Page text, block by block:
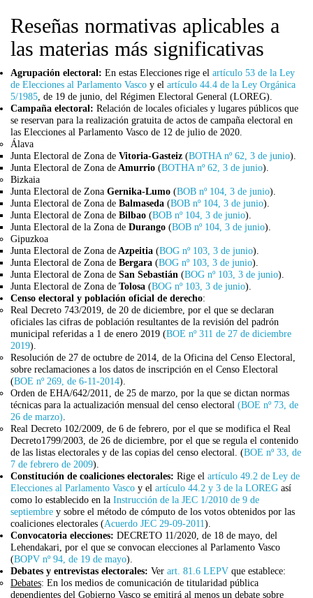
Reseñas normativas aplicables a
las materias más significativas
Agrupación electoral: En estas Elecciones rige el artículo 53 de la Ley
de Elecciones al Parlamento Vasco y el artículo 44.4 de la Ley Orgánica
5/1985 , de 19 de junio, del Régimen Electoral General (LOREG).
Campaña electoral: Relación de locales oficiales y lugares públicos que
se reservan para la realización gratuita de actos de campaña electoral en
las Elecciones al Parlamento Vasco de 12 de julio de 2020.
Álava
Junta Electoral de Zona de Vitoria-Gasteiz (BOTHA nº 62, 3 de junio).
Junta Electoral de Zona de Amurrio (BOTHA nº 62, 3 de junio).
Bizkaia
Junta Electoral de Zona Gernika-Lumo (BOB nº 104, 3 de junio).
Junta Electoral de Zona de Balmaseda (BOB nº 104, 3 de junio).
Junta Electoral de Zona de Bilbao (BOB nº 104, 3 de junio).
Junta Electoral de la Zona de Durango (BOB nº 104, 3 de junio).
Gipuzkoa
Junta Electoral de Zona de Azpeitia (BOG nº 103, 3 de junio).
Junta Electoral de Zona de Bergara (BOG nº 103, 3 de junio).
Junta Electoral de Zona de San Sebastián (BOG nº 103, 3 de junio).
Junta Electoral de Zona de Tolosa (BOG nº 103, 3 de junio).
Censo electoral y población oficial de derecho:
Real Decreto 743/2019, de 20 de diciembre, por el que se declaran
oficiales las cifras de población resultantes de la revisión del padrón
municipal referidas a 1 de enero 2019 (BOE nº 311 de 27 de diciembre
2019).
Resolución de 27 de octubre de 2014, de la Oficina del Censo Electoral,
sobre reclamaciones a los datos de inscripción en el Censo Electoral
(BOE nº 269, de 6-11-2014).
Orden de EHA/642/2011, de 25 de marzo, por la que se dictan normas
técnicas para la actualización mensual del censo electoral (BOE nº 73, de
26 de marzo)
Real Decreto 102/2009, de 6 de febrero, por el que se modifica el Real
Decreto1799/2003, de 26 de diciembre, por el que se regula el contenido
de las listas electorales y de las copias del censo electoral. (BOE nº 33, de
7 de febrero de 2009).
Constitución de coaliciones electorales: Rige el artículo 49.2 de Ley de
Elecciones al Parlamento Vasco y el artículo 44.2 y 3 de la LOREG así
como lo establecido en la Instrucción de la JEC 1/2010 de 9 de
septiembre y sobre el método de cómputo de los votos obtenidos por las
coaliciones electorales (Acuerdo JEC 29-09-2011).
Convocatoria elecciones: DECRETO 11/2020, de 18 de mayo, del
Lehendakari, por el que se convocan elecciones al Parlamento Vasco
(BOPV nº 94, de 19 de mayo).
Debates y entrevistas electorales: Ver art. 81.6 LEPV que establece:
Debates: En los medios de comunicación de titularidad pública
dependientes del Gobierno Vasco se emitirá al menos un debate sobre